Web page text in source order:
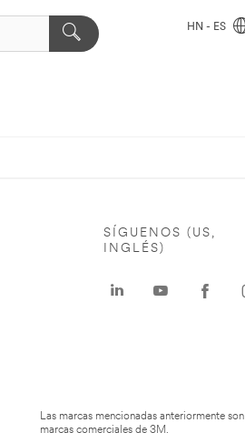
HN - ES
SÍGUENOS (US,
INGLÉS)
Las marcas mencionadas anteriormente son
marcas comerciales de 3M.